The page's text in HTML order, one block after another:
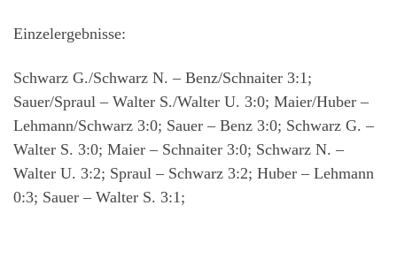
Einzelergebnisse:
Schwarz G./Schwarz N. – Benz/Schnaiter 3:1;
Sauer/Spraul – Walter S./Walter U. 3:0; Maier/Huber –
Lehmann/Schwarz 3:0; Sauer – Benz 3:0; Schwarz G. –
Walter S. 3:0; Maier – Schnaiter 3:0; Schwarz N. –
Walter U. 3:2; Spraul – Schwarz 3:2; Huber – Lehmann
0:3; Sauer – Walter S. 3:1;